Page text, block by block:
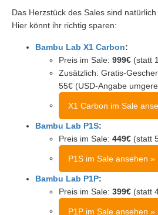
Das Herzstück des Sales sind
Hier könnt ihr richtig sparen:
Bambu Lab X1 Carbon:
Preis im Sale: 999€ (statt
Zusätzlich: Gratis-
55€ (USD-Angabe
X1 Carbon im Sale
Bambu Lab P1S:
Preis im Sale: 449€ (statt
P1S im Sale ansehen »
Bambu Lab P1P:
Preis im Sale: 399€ (statt
P1P im Sale ansehen »